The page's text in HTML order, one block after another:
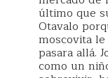
último que
Otavalo
moscovita
pasara allá.
como un